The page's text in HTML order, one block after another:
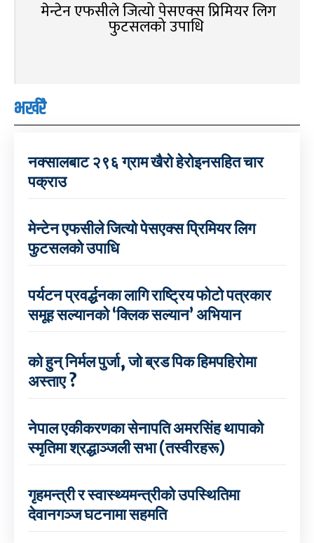
मेन्टेन एफसीले जित्यो पेसएक्स प्रिमियर लिग
फुटसलको उपाधि
भर्खरै
नक्सालबाट २९६ ग्राम खैरो हेरोइनसहित चार
पक्राउ
मेन्टेन एफसीले जित्यो पेसएक्स प्रिमियर लिग
फुटसलको उपाधि
पर्यटन प्रवर्द्धनका लागि राष्ट्रिय फोटो पत्रकार
समूह सल्यानको ‘क्लिक सल्यान’ अभियान
को हुन् निर्मल पुर्जा, जो ब्रड पिक हिमपहिरोमा
अस्ताए ?
नेपाल एकीकरणका सेनापति अमरसिंह थापाको
स्मृतिमा श्रद्धाञ्जली सभा (तस्वीरहरू)
गृहमन्त्री र स्वास्थ्यमन्त्रीको उपस्थितिमा
देवानगञ्ज घटनामा सहमति